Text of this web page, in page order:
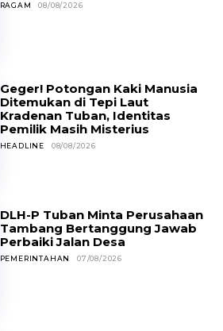
RAGAM 08/08/2026
Geger! Potongan Kaki Manusia
Ditemukan di Tepi Laut
Kradenan Tuban, Identitas
Pemilik Masih Misterius
HEADLINE 08/08/2026
DLH-P Tuban Minta Perusahaan
Tambang Bertanggung Jawab
Perbaiki Jalan Desa
PEMERINTAHAN 07/08/2026